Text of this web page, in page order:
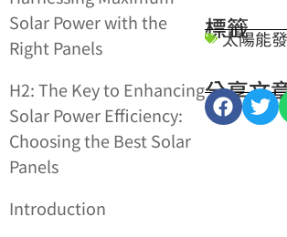
Solar Power with the
Right Panels
H2: The Key to Enhancing
Solar Power Efficiency:
Choosing the Best Solar
Panels
Introduction
標籤
太陽能
分享文